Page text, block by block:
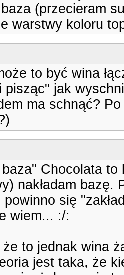
(przecieram
warstwy koloru
to być wina
pisząc" jak
ma schnąć?
Chocolata to
nakładam bazę.
się
wiem... :/:
że to jednak wina
jest taka, że